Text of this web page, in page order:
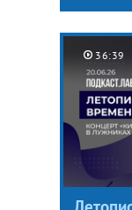
36:39